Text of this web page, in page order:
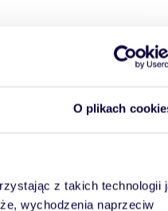
O plikach
z takich technologii
wychodzenia naprzeciw
LSM przy ul. Jana Sawy